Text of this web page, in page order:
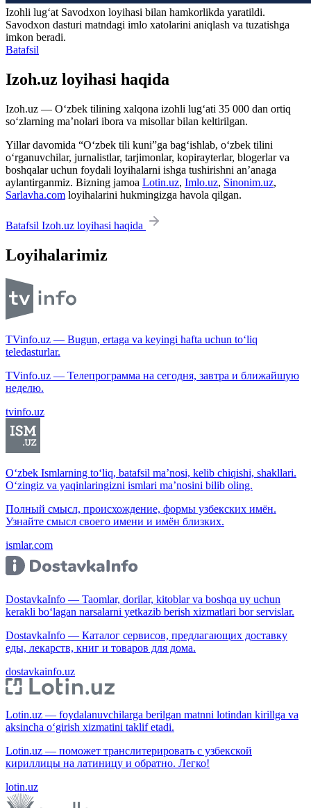
Izohli lugʻat Savodxon loyihasi bilan hamkorlikda yaratildi.
Savodxon dasturi matndagi imlo xatolarini aniqlash va tuzatishga
imkon beradi.
Batafsil
Izoh.uz loyihasi haqida
Izoh.uz — O‘zbek tilining xalqona izohli lug‘ati 35 000 dan ortiq
so‘zlarning ma’nolari ibora va misollar bilan keltirilgan.
Yillar davomida “O‘zbek tili kuni”ga bag‘ishlab, o‘zbek tilini
o‘rganuvchilar, jurnalistlar, tarjimonlar, kopirayterlar, blogerlar va
boshqalar uchun foydali loyihalarni ishga tushirishni an’anaga
aylantirganmiz. Bizning jamoa Lotin.uz, Imlo.uz, Sinonim.uz,
Sarlavha.com loyihalarini hukmingizga havola qilgan.
Batafsil Izoh.uz loyihasi haqida
Loyihalarimiz
TVinfo.uz — Bugun, ertaga va keyingi hafta uchun to‘liq
teledasturlar.
TVinfo.uz — Телепрограмма на сегодня, завтра и ближайшую
неделю.
tvinfo.uz
O‘zbek Ismlarning to‘liq, batafsil ma’nosi, kelib chiqishi, shakllari.
O‘zingiz va yaqinlaringizni ismlari ma’nosini bilib oling.
Полный смысл, происхождение, формы узбекских имён.
Узнайте смысл своего имени и имён близких.
ismlar.com
DostavkaInfo — Taomlar, dorilar, kitoblar va boshqa uy uchun
kerakli bo‘lagan narsalarni yetkazib berish xizmatlari bor servislar.
DostavkaInfo — Каталог сервисов, предлагающих доставку
еды, лекарств, книг и товаров для дома.
dostavkainfo.uz
Lotin.uz — foydalanuvchilarga berilgan matnni lotindan kirillga va
aksincha o‘girish xizmatini taklif etadi.
Lotin.uz — поможет транслитерировать с узбекской
кириллицы на латиницу и обратно. Легко!
lotin.uz